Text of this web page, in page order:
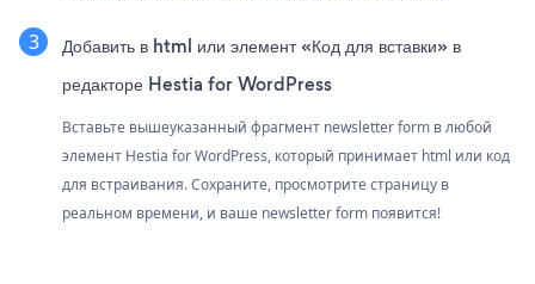
Добавить в html или элемент «Код для вставки» в
редакторе Hestia for WordPress
Вставьте вышеуказанный фрагмент newsletter form в любой
элемент Hestia for WordPress, который принимает html или код
для встраивания. Сохраните, просмотрите страницу в
реальном времени, и ваше newsletter form появится!